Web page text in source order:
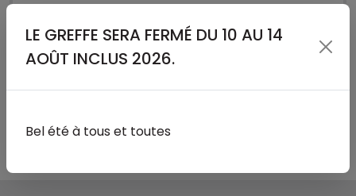
OFFICE DE LA POPULATION
LE GREFFE SERA FERMÉ DU 10 AU 14
AOÛT INCLUS 2026.
Bel été à tous et toutes